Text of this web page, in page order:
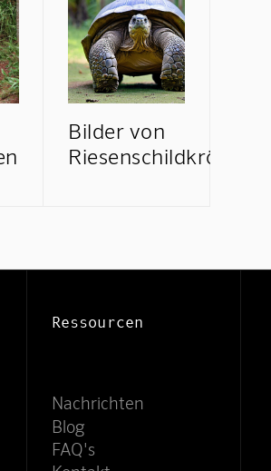
Support
Bilder von
Riesenschildkröten
Ressourcen
Nachrichten
Blog
FAQ's